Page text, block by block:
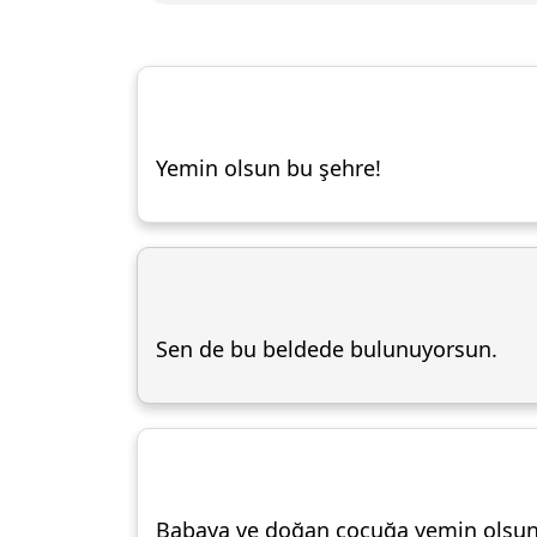
Yemin olsun bu şehre!
Sen de bu beldede bulunuyorsun.
Babaya ve doğan çocuğa yemin